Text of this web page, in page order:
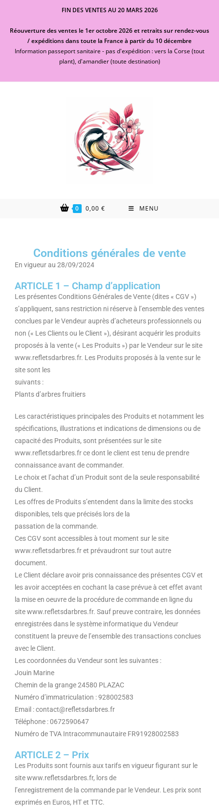
FIN DES VENTES AU 20 MARS 2026
Réouverture des ventes le 1er octobre 2026 et retraits sur rendez-vous
/ expéditions dans toute la France à partir du 10 décembre
Information passeport sanitaire - pas d'expédition : vers la Corse (tout
plant), d'amandier (toute destination)
0 0,00 € MENU
Conditions générales de vente
En vigueur au 28/09/2024
ARTICLE 1 – Champ d’application
Les présentes Conditions Générales de Vente (dites « CGV »)
s’appliquent, sans restriction ni réserve à l’ensemble des ventes
conclues par le Vendeur auprès d’acheteurs professionnels ou
non (« Les Clients ou le Client »), désirant acquérir les produits
proposés à la vente (« Les Produits ») par le Vendeur sur le site
www.refletsdarbres.fr. Les Produits proposés à la vente sur le
site sont les
suivants :
Plants d’arbres fruitiers
Les caractéristiques principales des Produits et notamment les
spécifications, illustrations et indications de dimensions ou de
capacité des Produits, sont présentées sur le site
www.refletsdarbres.fr ce dont le client est tenu de prendre
connaissance avant de commander.
Le choix et l’achat d’un Produit sont de la seule responsabilité
du Client.
Les offres de Produits s’entendent dans la limite des stocks
disponibles, tels que précisés lors de la
passation de la commande.
Ces CGV sont accessibles à tout moment sur le site
www.refletsdarbres.fr et prévaudront sur tout autre
document.
Le Client déclare avoir pris connaissance des présentes CGV et
les avoir acceptées en cochant la case prévue à cet effet avant
la mise en oeuvre de la procédure de commande en ligne du
site www.refletsdarbres.fr. Sauf preuve contraire, les données
enregistrées dans le système informatique du Vendeur
constituent la preuve de l’ensemble des transactions conclues
avec le Client.
Les coordonnées du Vendeur sont les suivantes :
Jouin Marine
Chemin de la grange 24580 PLAZAC
Numéro d’immatriculation : 928002583
Email : contact@refletsdarbres.fr
Téléphone : 0672590647
Numéro de TVA Intracommunautaire FR91928002583
ARTICLE 2 – Prix
Les Produits sont fournis aux tarifs en vigueur figurant sur le
site www.refletsdarbres.fr, lors de
l’enregistrement de la commande par le Vendeur. Les prix sont
exprimés en Euros, HT et TTC.